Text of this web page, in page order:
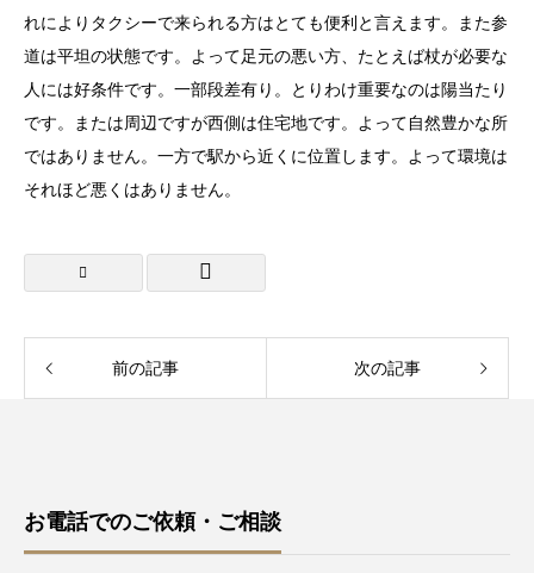
れによりタクシーで来られる方はとても便利と言えます。また参
道は平坦の状態です。よって足元の悪い方、たとえば杖が必要な
人には好条件です。一部段差有り。とりわけ重要なのは陽当たり
です。または周辺ですが西側は住宅地です。よって自然豊かな所
ではありません。一方で駅から近くに位置します。よって環境は
それほど悪くはありません。
前の記事 次の記事
お電話でのご依頼・ご相談